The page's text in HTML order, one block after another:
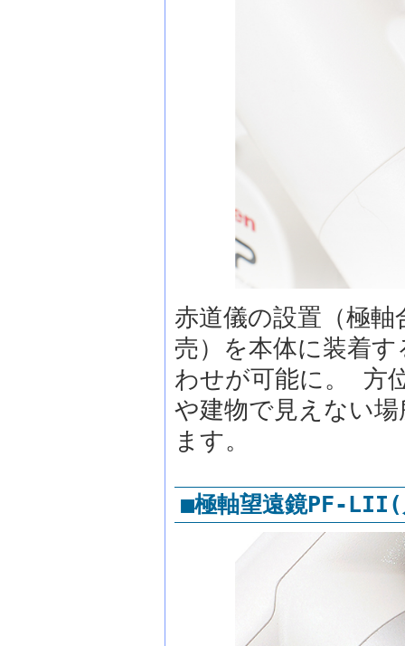
赤道儀の設置（極
売）を本体に装着
わせが可能に。 方
や建物で見えない
ます。
■極軸望遠鏡PF-LII(